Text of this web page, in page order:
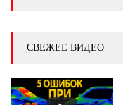
СВЕЖЕЕ ВИДЕО